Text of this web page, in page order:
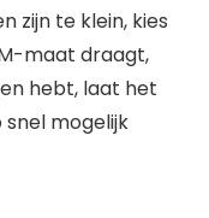
zijn te klein, kies
maat draagt,
hebt, laat het
snel mogelijk